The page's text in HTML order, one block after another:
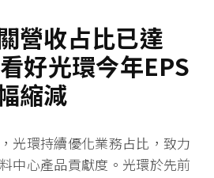
營收占比已達
好光環今年EPS
縮減
光環持續優化業務占比，致力
中心產品貢獻度。光環於先前